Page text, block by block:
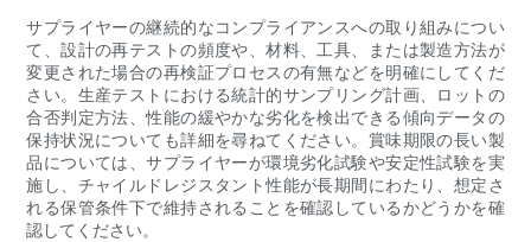
サプライヤーの継続的なコンプライアンスへの取り組みについ
て、設計の再テストの頻度や、材料、工具、または製造方法が
変更された場合の再検証プロセスの有無などを明確にしてくだ
さい。生産テストにおける統計的サンプリング計画、ロットの
合否判定方法、性能の緩やかな劣化を検出できる傾向データの
保持状況についても詳細を尋ねてください。賞味期限の長い製
品については、サプライヤーが環境劣化試験や安定性試験を実
施し、チャイルドレジスタント性能が長期間にわたり、想定さ
れる保管条件下で維持されることを確認しているかどうかを確
認してください。